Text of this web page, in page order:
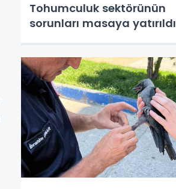
Tohumculuk sektörünün
sorunları masaya yatırıldı